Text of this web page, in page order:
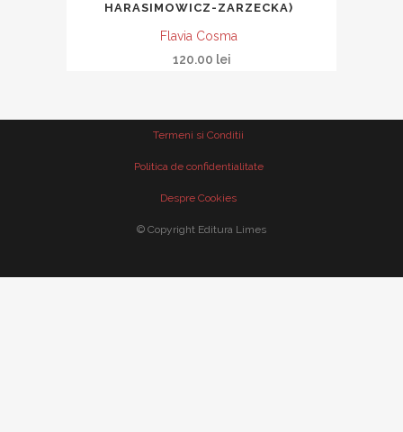
HARASIMOWICZ-ZARZECKA)
Flavia Cosma
120.00 lei
Termeni si Conditii
Politica de confidentialitate
Despre Cookies
© Copyright Editura Limes